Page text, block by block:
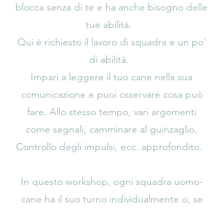
blocca senza di te e ha anche bisogno delle
tue abilità.
Qui è richiesto il lavoro di squadra e un po'
di abilità.
Impari a leggere il tuo cane nella sua
comunicazione e puoi osservare cosa può
fare. Allo stesso tempo, vari argomenti
come segnali, camminare al guinzaglio,
Controllo degli impulsi, ecc. approfondito.
In questo workshop, ogni squadra uomo-
cane ha il suo turno individualmente o, se